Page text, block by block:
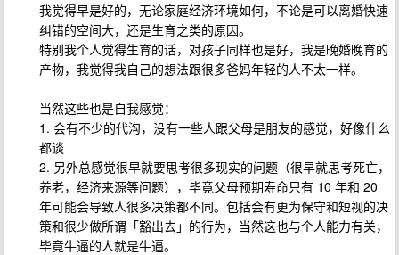
我觉得早是好的，无论家庭经济环境如何，不论是可以离婚快速
纠错的空间大，还是生育之类的原因。
特别我个人觉得生育的话，对孩子同样也是好，我是晚婚晚育的
产物，我觉得我自己的想法跟很多爸妈年轻的人不太一样。
当然这些也是自我感觉：
1. 会有不少的代沟，没有一些人跟父母是朋友的感觉，好像什么
都谈
2. 另外总感觉很早就要思考很多现实的问题（很早就思考死亡，
养老，经济来源等问题），毕竟父母预期寿命只有 10 年和 20
年可能会导致人很多决策都不同。包括会有更为保守和短视的决
策和很少做所谓「豁出去」的行为，当然这也与个人能力有关，
毕竟牛逼的人就是牛逼。